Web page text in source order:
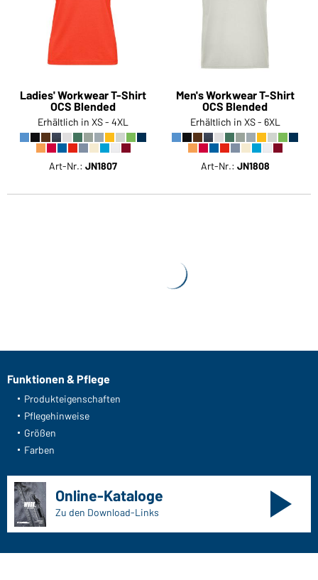
Ladies' Workwear T-Shirt
OCS Blended
Erhältlich in XS - 4XL
Art-Nr.: JN1807
Men's Workwear T-Shirt
OCS Blended
Erhältlich in XS - 6XL
Art-Nr.: JN1808
Artikel
anzeigen
Funktionen & Pflege
Produkteigenschaften
Pflegehinweise
Größen
Farben
Online-Kataloge
Zu den Download-Links